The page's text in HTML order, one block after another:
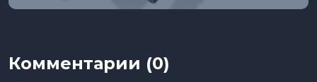
Комментарии (0)